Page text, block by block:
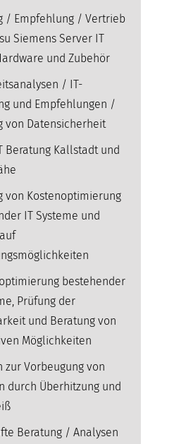
/ Empfehlung / Vertrieb
Siemens Server IT
und Zubehör
/ IT-
und Empfehlungen /
von Datensicherheit
Beratung Kallstadt und
von Kostenoptimierung
IT Systeme und
bestehender
Prüfung der
und Beratung von
Möglichkeiten
zur Vorbeugung von
durch Überhitzung und
Beratung / Analysen